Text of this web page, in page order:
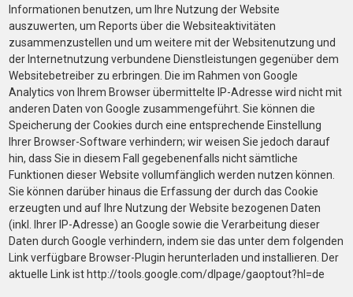
Informationen benutzen, um Ihre Nutzung der Website
auszuwerten, um Reports über die Websiteaktivitäten
zusammenzustellen und um weitere mit der Websitenutzung und
der Internetnutzung verbundene Dienstleistungen gegenüber dem
Websitebetreiber zu erbringen. Die im Rahmen von Google
Analytics von Ihrem Browser übermittelte IP-Adresse wird nicht mit
anderen Daten von Google zusammengeführt. Sie können die
Speicherung der Cookies durch eine entsprechende Einstellung
Ihrer Browser-Software verhindern; wir weisen Sie jedoch darauf
hin, dass Sie in diesem Fall gegebenenfalls nicht sämtliche
Funktionen dieser Website vollumfänglich werden nutzen können.
Sie können darüber hinaus die Erfassung der durch das Cookie
erzeugten und auf Ihre Nutzung der Website bezogenen Daten
(inkl. Ihrer IP-Adresse) an Google sowie die Verarbeitung dieser
Daten durch Google verhindern, indem sie das unter dem folgenden
Link verfügbare Browser-Plugin herunterladen und installieren. Der
aktuelle Link ist http://tools.google.com/dlpage/gaoptout?hl=de